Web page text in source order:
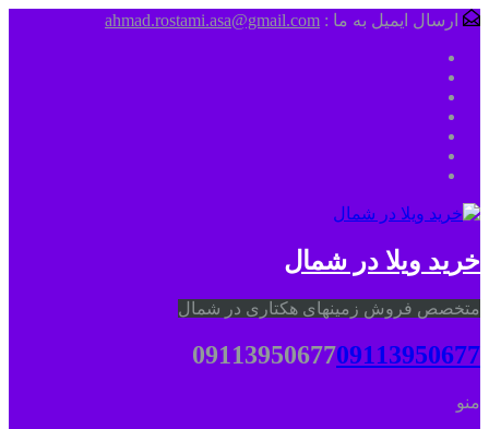
ارسال ایمیل به ما : ahmad.rostami.asa@gmail.com
خرید ویلا در شمال
متخصص فروش زمینهای هکتاری در شمال
0911395067709113950677
منو